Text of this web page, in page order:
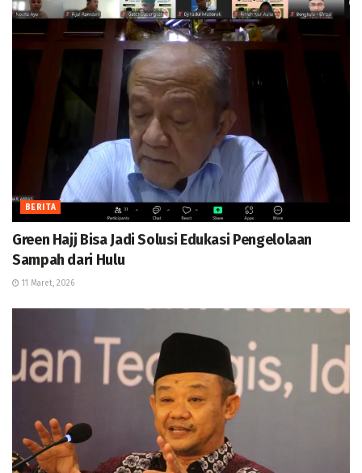
BERITA
Green Hajj Bisa Jadi Solusi Edukasi Pengelolaan
Sampah dari Hulu
11 Maret, 2026